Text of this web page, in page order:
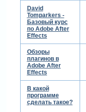
David
Tomparkers -
Базовый курс
по Adobe After
Effects
Обзоры
плагинов в
Adobe After
Effects
В какой
программе
сделать такое?